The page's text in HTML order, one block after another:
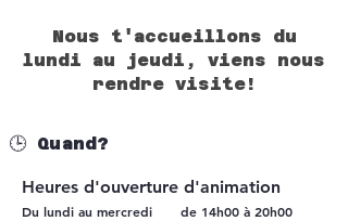
Nous t'accueillons du
lundi au jeudi, viens nous
rendre visite!
🕒 Quand?
Heures d'ouverture d'animation
de 14h00 à 20h00
Du lundi au mercredi